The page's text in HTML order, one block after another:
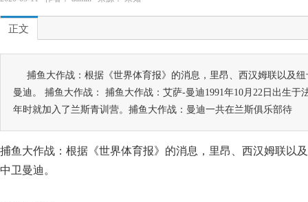
正文
捕鱼大作战：根据《世界体育报》的消息，里昂、西汉姆联以及
曼迪。 捕鱼大作战： 捕鱼大作战：艾萨-曼迪1991年10月22日出生于
年时就加入了兰斯青训营。捕鱼大作战：曼迪一共在兰斯俱乐部待
捕鱼大作战：根据《世界体育报》的消息，里昂、西汉姆联以
中卫曼迪。